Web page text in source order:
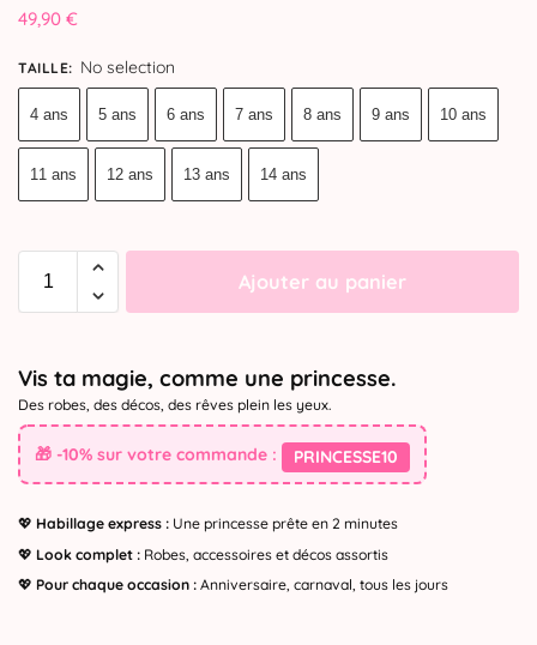
49,90 €
TAILLE: No selection
4 ans 5 ans 6 ans 7 ans 8 ans 9 ans 10 ans
11 ans 12 ans 13 ans 14 ans
Ajouter au panier
Vis ta magie, comme une princesse.
Des robes, des décos, des rêves plein les yeux.
🎁 -10% sur votre commande : PRINCESSE10
💖 Habillage express : Une princesse prête en 2 minutes
💖 Look complet : Robes, accessoires et décos assortis
💖 Pour chaque occasion : Anniversaire, carnaval, tous les jours